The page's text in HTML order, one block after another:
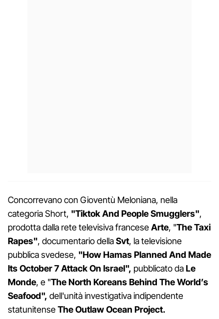
Concorrevano con Gioventù Meloniana, nella
categoria Short, "Tiktok And People Smugglers",
prodotta dalla rete televisiva franceseArte, "The Taxi
Rapes", documentario dellaSvt, la televisione
pubblica svedese, "How Hamas Planned And Made
Its October 7 Attack On Israel", pubblicato daLe
Monde, e "The North Koreans Behind The World’s
Seafood", dell'unità investigativa indipendente
statunitenseThe Outlaw Ocean Project.